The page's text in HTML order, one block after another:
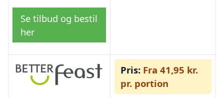
Se tilbud og bestil
her
Pris: Fra 41,95 kr.
pr. portion